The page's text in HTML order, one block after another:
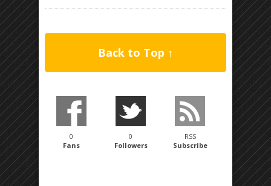
Back to Top ↑
0
Fans
0
Followers
RSS
Subscribe